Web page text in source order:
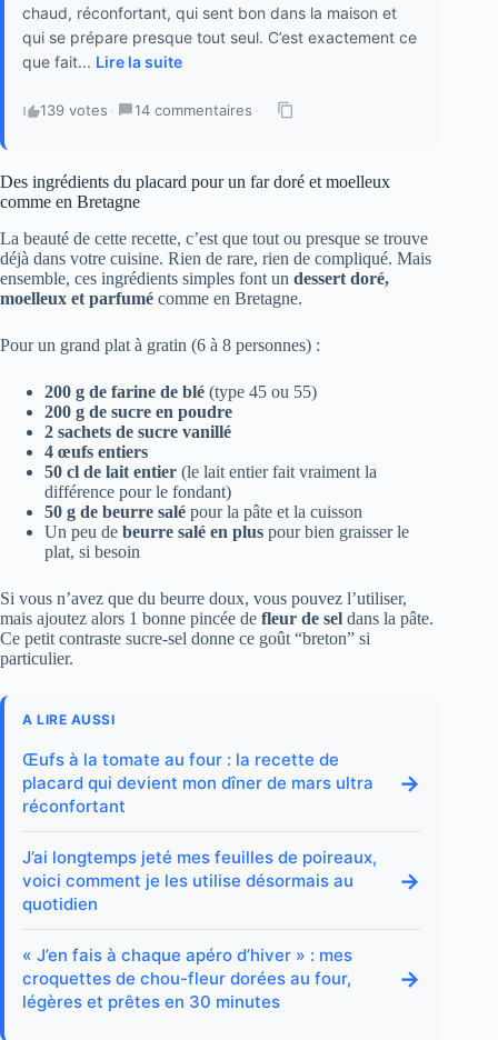
chaud, réconfortant, qui sent bon dans la maison et
qui se prépare presque tout seul. C’est exactement ce
que fait... Lire la suite
139 votes · 14 commentaires ·
Des ingrédients du placard pour un far doré et moelleux
comme en Bretagne
La beauté de cette recette, c’est que tout ou presque se trouve
déjà dans votre cuisine. Rien de rare, rien de compliqué. Mais
ensemble, ces ingrédients simples font un dessert doré,
moelleux et parfumé comme en Bretagne.
Pour un grand plat à gratin (6 à 8 personnes) :
200 g de farine de blé (type 45 ou 55)
200 g de sucre en poudre
2 sachets de sucre vanillé
4 œufs entiers
50 cl de lait entier (le lait entier fait vraiment la
différence pour le fondant)
50 g de beurre salé pour la pâte et la cuisson
Un peu de beurre salé en plus pour bien graisser le
plat, si besoin
Si vous n’avez que du beurre doux, vous pouvez l’utiliser,
mais ajoutez alors 1 bonne pincée de fleur de sel dans la pâte.
Ce petit contraste sucre-sel donne ce goût “breton” si
particulier.
A LIRE AUSSI
Œufs à la tomate au four : la recette de
placard qui devient mon dîner de mars ultra
réconfortant
→
J’ai longtemps jeté mes feuilles de poireaux,
voici comment je les utilise désormais au
quotidien
→
« J’en fais à chaque apéro d’hiver » : mes
croquettes de chou-fleur dorées au four,
légères et prêtes en 30 minutes
→